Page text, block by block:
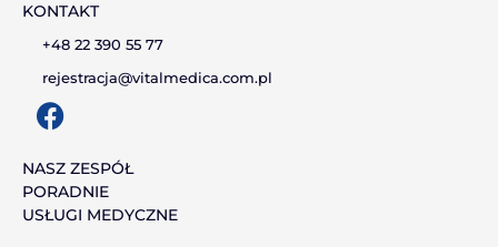
KONTAKT
+48 22 390 55 77
rejestracja@vitalmedica.com.pl
F
c
e
b
NASZ ZESPÓŁ
PORADNIE
USŁUGI MEDYCZNE